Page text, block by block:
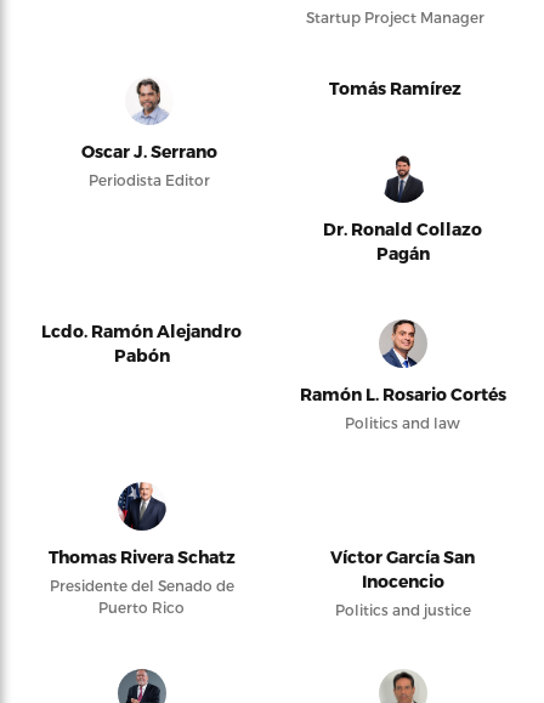
Startup Project Manager
Oscar J. Serrano
Periodista Editor
Tomás Ramírez
Dr. Ronald Collazo
Pagán
Lcdo. Ramón Alejandro
Pabón
Ramón L. Rosario Cortés
Politics and law
Thomas Rivera Schatz
Presidente del Senado de
Puerto Rico
Víctor García San
Inocencio
Politics and justice